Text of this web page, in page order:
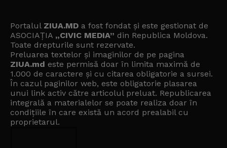
Portalul ZIUA.MD a fost fondat și este gestionat de
ASOCIAȚIA „CIVIC MEDIA” din Republica Moldova.
Toate drepturile sunt rezervate.
Preluarea textelor și imaginilor de pe pagina
ZIUA.md este permisă doar în limita maximă de
1.000 de caractere și cu citarea obligatorie a sursei.
În cazul paginilor web, este obligatorie plasarea
unui link activ către articolul preluat. Republicarea
integrală a materialelor se poate realiza doar în
condițiile în care există un acord prealabil cu
proprietarul.